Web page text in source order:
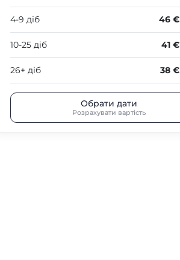
4-9 діб 46 €
10-25 діб 41 €
26+ діб 38 €
Обрати дати
Розрахувати вартість